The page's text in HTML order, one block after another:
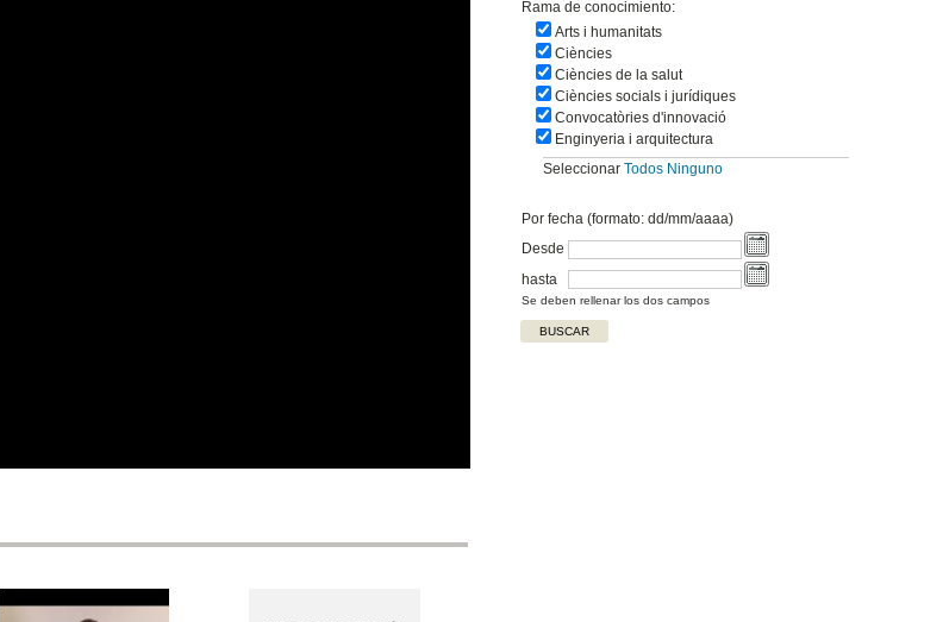
Rama de conocimiento:
Arts i humanitats
Ciències
Ciències de la salut
Ciències socials i jurídiques
Convocatòries d'innovació
Enginyeria i arquitectura
SeleccionarTodos Ninguno
Por fecha (formato: dd/mm/aaaa)
Desde
hasta
Se deben rellenar los dos campos